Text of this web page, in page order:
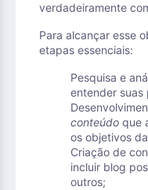
verdadeiramente
Para alcançar esse
etapas essenciais:
Pesquisa e
entender suas
conteúdo que
os objetivos
Criação de
incluir blog
outros;